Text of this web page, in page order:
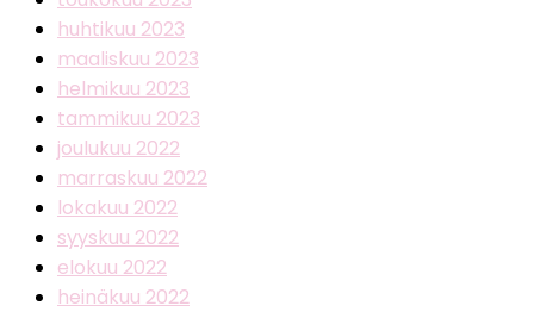
huhtikuu 2023
maaliskuu 2023
helmikuu 2023
tammikuu 2023
joulukuu 2022
marraskuu 2022
lokakuu 2022
syyskuu 2022
elokuu 2022
heinäkuu 2022